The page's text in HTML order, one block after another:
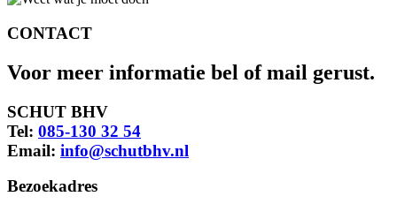
CONTACT
Voor meer informatie bel of mail gerust.
SCHUT BHV
Tel: 085-130 32 54
Email: info@schutbhv.nl
Bezoekadres